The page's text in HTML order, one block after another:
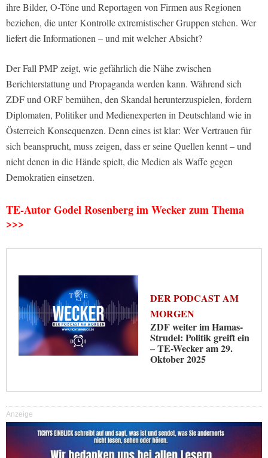
ihre Bilder, O-Töne und Reportagen von Firmen aus Regionen
beziehen, die unter Kontrolle extremistischer Gruppen stehen. Wer
liefert die Informationen – und mit welcher Absicht?
Der Fall PMP zeigt, wie gefährlich die Nähe zwischen
Berichterstattung und Propaganda werden kann. Während sich
ZDF und ORF bemühen, den Skandal herunterzuspielen, fordern
Diplomaten, Politiker und Medienexperten in Deutschland wie in
Österreich Konsequenzen. Denn eines ist klar: Wer Vertrauen für
sich beansprucht, muss zeigen, dass er seine Quellen kennt – und
nicht denen in die Hände spielt, die Medien als Waffe gegen
Demokratien einsetzen.
TE-Autor Godel Rosenberg im Wecker zum Thema
>>>
DER PODCAST AM
MORGEN
ZDF weiter im Hamas-
Strudel: Politik greift ein
– TE-Wecker am 29.
Oktober 2025
Anzeige